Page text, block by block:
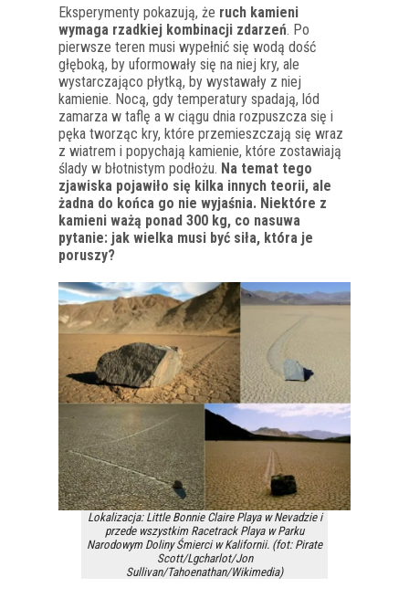
Eksperymenty pokazują, że ruch kamieni
wymaga rzadkiej kombinacji zdarzeń. Po
pierwsze teren musi wypełnić się wodą dość
głęboką, by uformowały się na niej kry, ale
wystarczająco płytką, by wystawały z niej
kamienie. Nocą, gdy temperatury spadają, lód
zamarza w taflę a w ciągu dnia rozpuszcza się i
pęka tworząc kry, które przemieszczają się wraz
z wiatrem i popychają kamienie, które zostawiają
ślady w błotnistym podłożu. Na temat tego
zjawiska pojawiło się kilka innych teorii, ale
żadna do końca go nie wyjaśnia. Niektóre z
kamieni ważą ponad 300 kg, co nasuwa
pytanie: jak wielka musi być siła, która je
poruszy?
Lokalizacja: Little Bonnie Claire Playa w Nevadzie i
przede wszystkim Racetrack Playa w Parku
Narodowym Doliny Śmierci w Kalifornii. (fot: Pirate
Scott/Lgcharlot/Jon
Sullivan/Tahoenathan/Wikimedia)